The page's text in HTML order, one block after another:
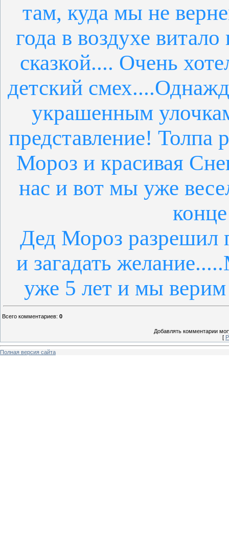
там, куда мы не
года в воздухе
сказкой.... Очень
детский
украшенным
представление! Толпа
Мороз и красивая
нас и вот мы уже
Дед Мороз разрешил
и загадать
уже 5 лет и мы
Всего комментариев: 0
Добавлять комментарии
[
Полная версия сайта